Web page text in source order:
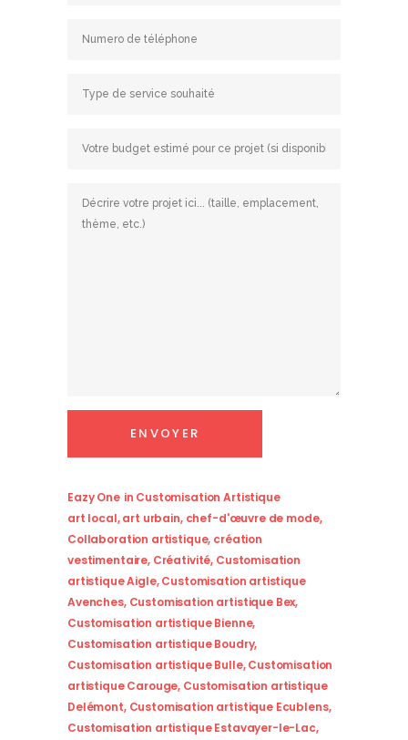
Eazy One in Customisation Artistique
art local,art urbain, chef-d'œuvre de mode,
Collaboration artistique, création
vestimentaire, Créativité, Customisation
artistique Aigle,Customisation artistique
Avenches, Customisation artistique Bex,
Customisation artistique Bienne,
Customisation artistique Boudry,
Customisation artistique Bulle,Customisation
artistique Carouge, Customisation artistique
Delémont, Customisation artistique Ecublens,
Customisation artistique Estavayer-le-Lac,